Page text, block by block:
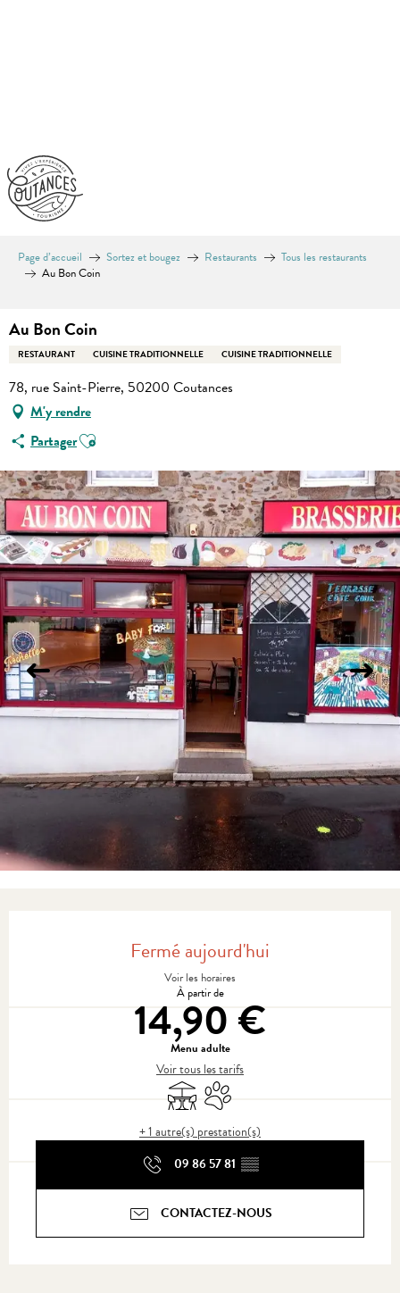
Page d’accueil Sortez et bougez Restaurants
Tous les restaurants
Au Bon Coin
Au Bon Coin
RESTAURANT CUISINE TRADITIONNELLE CUISINE TRADITIONNELLE
78, rue Saint-Pierre, 50200 Coutances
M'y rendre
PartagerAjouter aux favoris
Fermé aujourd'hui
Voir les horaires
À partir de
14,90 €
Menu adulte
Voir tous les tarifs
TerrasseAnimaux acceptés
+ 1 autre(s) prestation(s)
09 86 57 81 ▒▒
CONTACTEZ-NOUS